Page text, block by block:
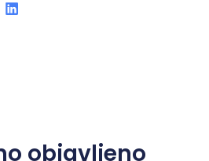
objavljeno